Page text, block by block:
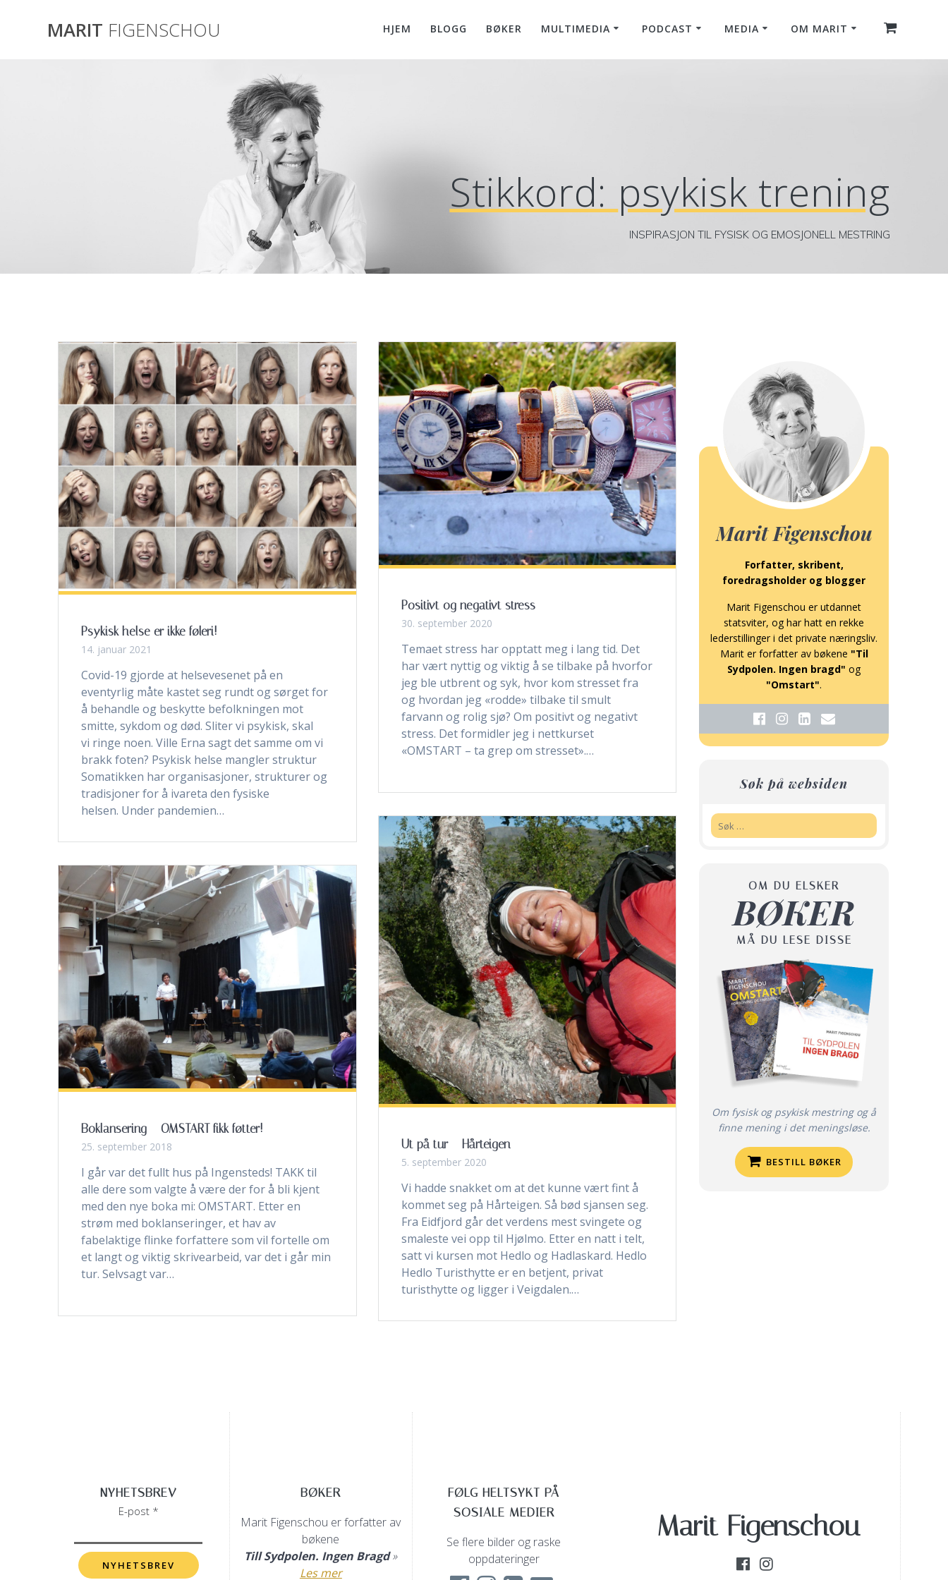
MARIT FIGENSCHOU HJEM BLOGG BØKER MULTIMEDIA PODCAST MEDIA OM MARIT
Stikkord: psykisk trening
INSPIRASJON TIL FYSISK OG EMOSJONELL MESTRING
Psykisk helse er ikke føleri!
14. januar 2021
Covid-19 gjorde at helsevesenet på en
eventyrlig måte kastet seg rundt og sørget for
å behandle og beskytte befolkningen mot
smitte, sykdom og død. Sliter vi psykisk, skal
vi ringe noen. Ville Erna sagt det samme om vi
brakk foten? Psykisk helse mangler struktur
Somatikken har organisasjoner, strukturer og
tradisjoner for å ivareta den fysiske
helsen. Under pandemien…
Positivt og negativt stress
30. september 2020
Temaet stress har opptatt meg i lang tid. Det
har vært nyttig og viktig å se tilbake på hvorfor
jeg ble utbrent og syk, hvor kom stresset fra
og hvordan jeg «rodde» tilbake til smult
farvann og rolig sjø? Om positivt og negativt
stress. Det formidler jeg i nettkurset
«OMSTART – ta grep om stresset».…
Ut på tur – Hårteigen
5. september 2020
Vi hadde snakket om at det kunne vært fint å
kommet seg på Hårteigen. Så bød sjansen seg.
Fra Eidfjord går det verdens mest svingete og
smaleste vei opp til Hjølmo. Etter en natt i telt,
satt vi kursen mot Hedlo og Hadlaskard. Hedlo
Hedlo Turisthytte er en betjent, privat
turisthytte og ligger i Veigdalen.…
Boklansering – OMSTART fikk føtter!
25. september 2018
I går var det fullt hus på Ingensteds! TAKK til
alle dere som valgte å være der for å bli kjent
med den nye boka mi: OMSTART. Etter en
strøm med boklanseringer, et hav av
fabelaktige flinke forfattere som vil fortelle om
et langt og viktig skrivearbeid, var det i går min
tur. Selvsagt var…
Marit Figenschou
Forfatter, skribent,
foredragsholder og blogger
Marit Figenschou er utdannet
statsviter, og har hatt en rekke
lederstillinger i det private næringsliv.
Marit er forfatter av bøkene "Til
Sydpolen. Ingen bragd" og
"Omstart".
Søk på websiden
OM DU ELSKER
BØKER
MÅ DU LESE DISSE
Om fysisk og psykisk mestring og å
finne mening i det meningsløse.
BESTILL BØKER
NYHETSBREV
E-post *
BØKER
Marit Figenschou er forfatter av
bøkene
Till Sydpolen. Ingen Bragd»
Les mer
FØLG HELTSYKT PÅ
SOSIALE MEDIER
Se flere bilder og raske
oppdateringer
Marit Figenschou